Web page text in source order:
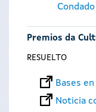
Premios da
RESUELTO
Bases
Noticia